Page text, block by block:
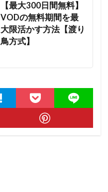
【最大300日間無料】
VODの無料期間を最
大限活かす方法【渡り
鳥方式】